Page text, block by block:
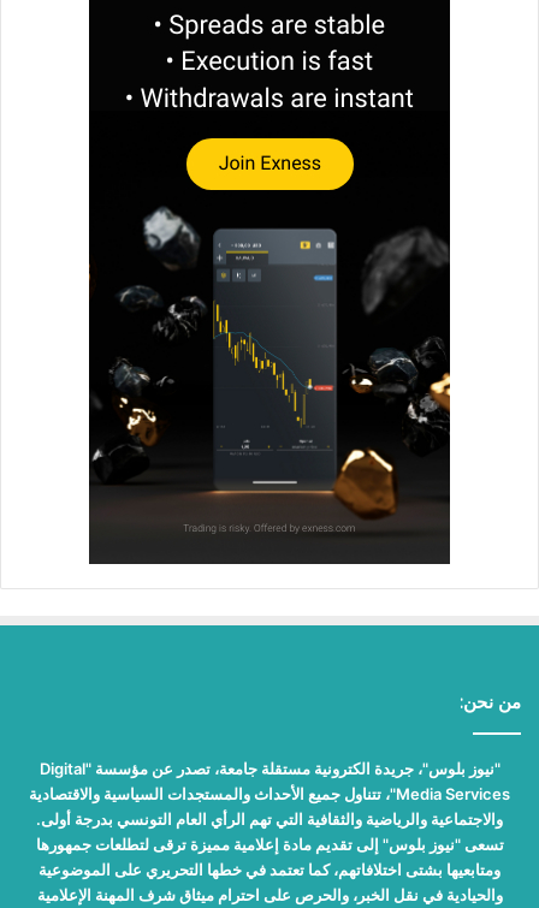
من نحن:
"نيوز بلوس"، جريدة الكترونية مستقلة جامعة، تصدر عن مؤسسة "Digital
Media Services"، تتناول جميع الأحداث والمستجدات السياسية والاقتصادية
والاجتماعية والرياضية والثقافية التي تهم الرأي العام التونسي بدرجة أولى.
تسعى "نيوز بلوس" إلى تقديم مادة إعلامية مميزة ترقى لتطلعات جمهورها
ومتابعيها بشتى اختلافاتهم، كما تعتمد في خطها التحريري على الموضوعية
والحيادية في نقل الخبر، والحرص على احترام ميثاق شرف المهنة الإعلامية